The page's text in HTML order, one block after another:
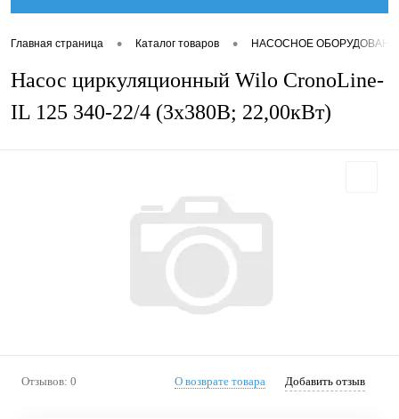
Главная страница • Каталог товаров • НАСОСНОЕ
Насос циркуляционный Wilo CronoLine-
IL 125 340-22/4 (3х380В; 22,00кВт)
Отзывов: 0 О возврате товара Добавить отзыв